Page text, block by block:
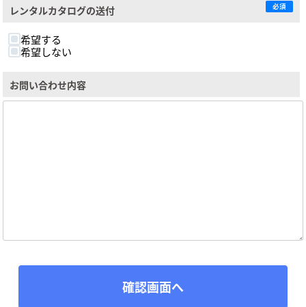
レンタルカタログの送付 必須
希望する
希望しない
お問い合わせ内容